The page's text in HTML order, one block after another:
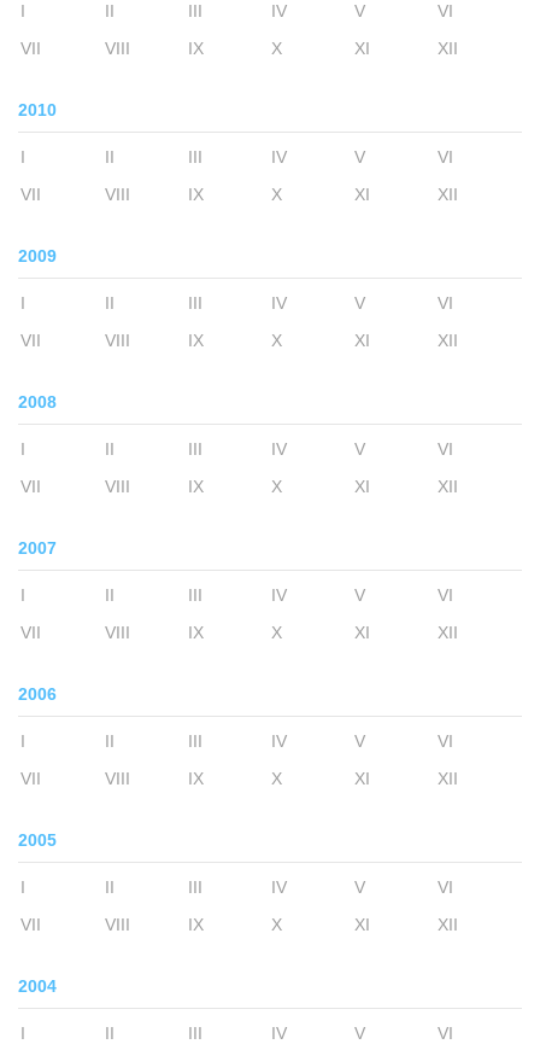
I II III IV V
VI
VII
VIII IX X XI XII
2010
I II III IV V
VI
VII
VIII IX X XI XII
2009
I II III IV V
VI
VII
VIII IX X XI XII
2008
I II III IV V
VI
VII
VIII IX X XI XII
2007
I II III IV V
VI
VII
VIII IX X XI XII
2006
I II III IV V
VI
VII
VIII IX X XI XII
2005
I II III IV V
VI
VII
VIII IX X XI XII
2004
I II III IV V
VI